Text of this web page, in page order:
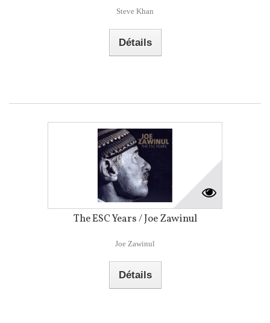
Steve Khan
Détails
The ESC Years / Joe Zawinul
Joe Zawinul
Détails